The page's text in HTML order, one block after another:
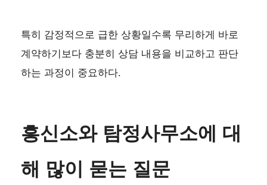
특히 감정적으로 급한 상황일수록 무리하게 바로
계약하기보다 충분히 상담 내용을 비교하고 판단
하는 과정이 중요하다.
흥신소와 탐정사무소에 대
해 많이 묻는 질문